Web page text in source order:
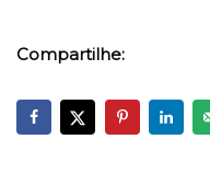
Compartilhe: